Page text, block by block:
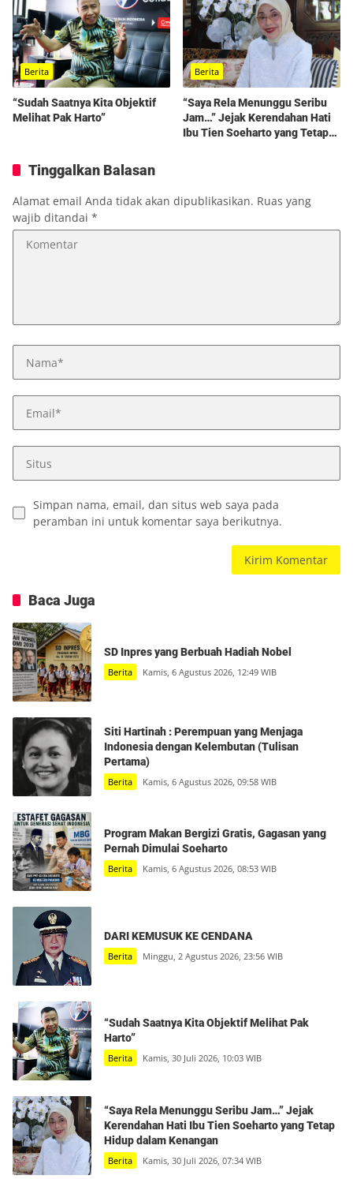
Berita
“Sudah Saatnya Kita Objektif
Melihat Pak Harto”
Berita
“Saya Rela Menunggu Seribu
Jam…” Jejak Kerendahan Hati
Ibu Tien Soeharto yang Tetap
Tinggalkan Balasan
Alamat email Anda tidak akan dipublikasikan. Ruas yang
wajib ditandai *
Simpan nama, email, dan situs web saya pada
peramban ini untuk komentar saya berikutnya.
Baca Juga
SD Inpres yang Berbuah Hadiah Nobel
Berita Kamis, 6 Agustus 2026, 12:49 WIB
Siti Hartinah : Perempuan yang Menjaga
Indonesia dengan Kelembutan (Tulisan
Pertama)
Berita Kamis, 6 Agustus 2026, 09:58 WIB
Program Makan Bergizi Gratis, Gagasan yang
Pernah Dimulai Soeharto
Berita Kamis, 6 Agustus 2026, 08:53 WIB
DARI KEMUSUK KE CENDANA
Berita Minggu, 2 Agustus 2026, 23:56 WIB
“Sudah Saatnya Kita Objektif Melihat Pak
Harto”
Berita Kamis, 30 Juli 2026, 10:03 WIB
“Saya Rela Menunggu Seribu Jam…” Jejak
Kerendahan Hati Ibu Tien Soeharto yang Tetap
Hidup dalam Kenangan
Berita Kamis, 30 Juli 2026, 07:34 WIB